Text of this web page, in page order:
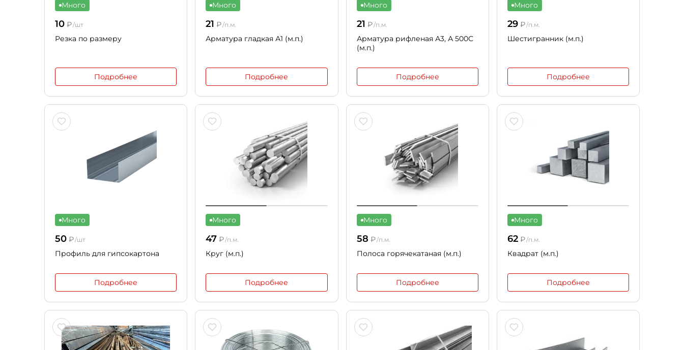
Много
10 ₽/шт
Резка по размеру
Подробнее
Много
21 ₽/п.м.
Арматура гладкая А1 (м.п.)
Подробнее
Много
21 ₽/п.м.
Арматура рифленая А3, А 500С
(м.п.)
Подробнее
Много
29₽/п.м.
Шестигранник (м.п.)
Подробнее
Много
50 ₽/шт
Профиль для гипсокартона
Подробнее
Много
47 ₽/п.м.
Круг (м.п.)
Подробнее
Много
58 ₽/п.м.
Полоса горячекатаная (м.п.)
Подробнее
Много
62₽/п.м.
Квадрат (м.п.)
Подробнее